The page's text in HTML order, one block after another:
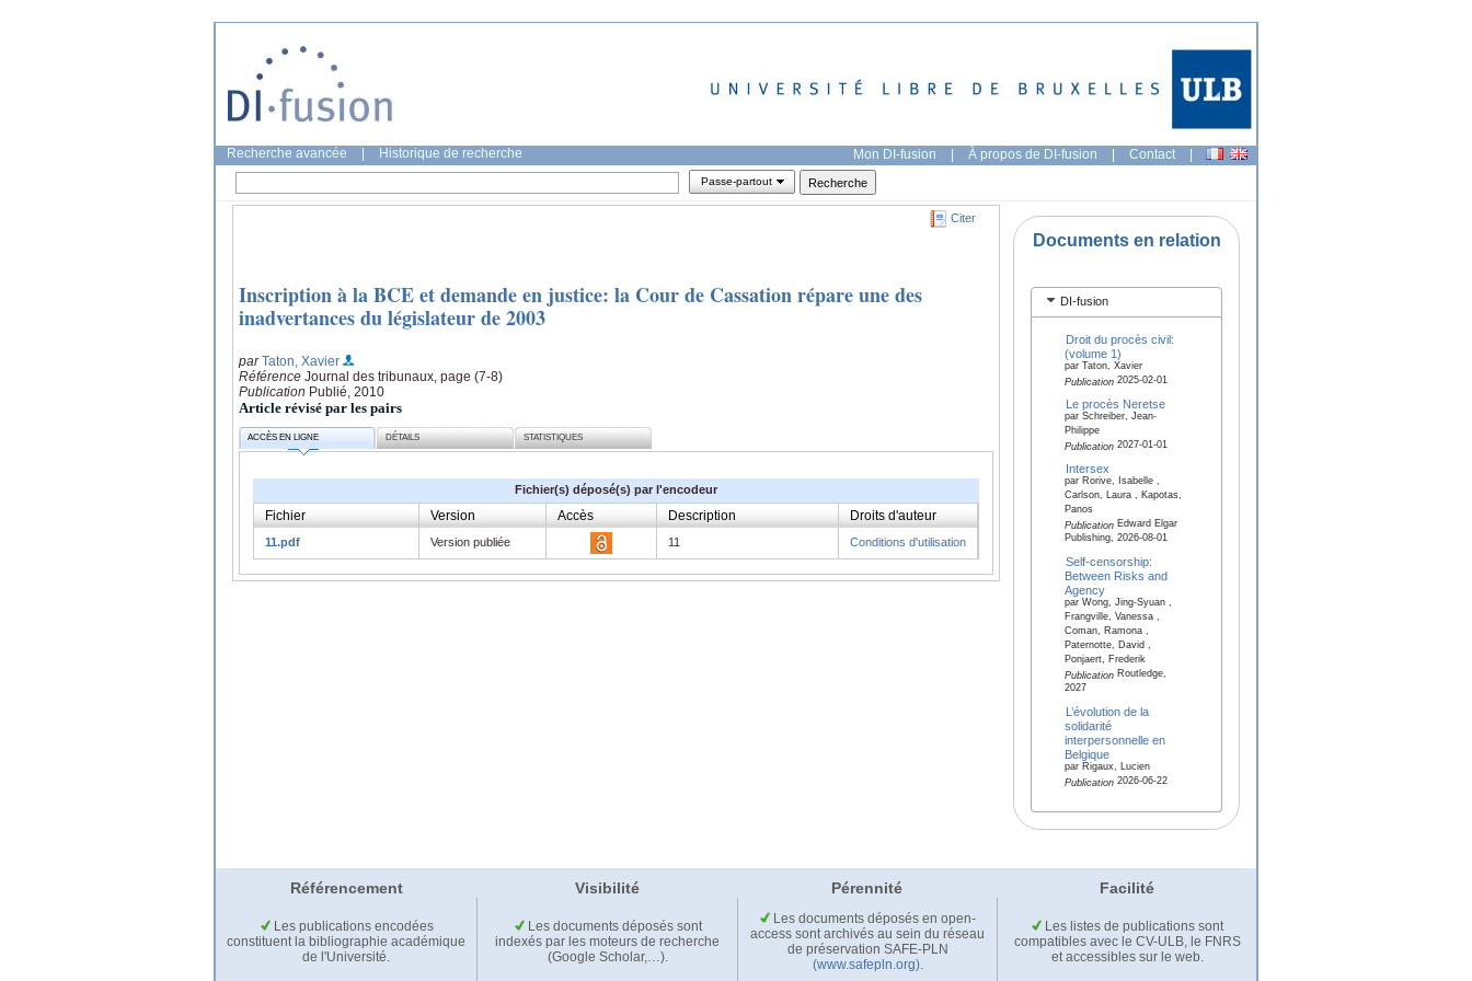
Recherche avancée Historique de recherche Mon DI-fusion | À propos de DI-fusion | Contact |
Passe-partout
Citer
Inscription à la BCE et demande en justice: la Cour de Cassation répare une des
inadvertances du législateur de 2003
parTaton, Xavier
Référence Journal des tribunaux, page (7-8)
Publication Publié, 2010
Article révisé par les pairs
ACCÈS EN LIGNE DÉTAILS STATISTIQUES
Fichier(s) déposé(s) par l'encodeur
Fichier Version Accès Description Droits d'auteur
11.pdf Version publiée 11 Conditions d'utilisation
Documents en relation
DI-fusion
Droit du procès civil:
(volume 1)
par Taton, Xavier
Publication2025-02-01
Le procès Neretse
par Schreiber, Jean-
Philippe
Publication2027-01-01
Intersex
par Rorive, Isabelle ,
Carlson, Laura , Kapotas,
Panos
PublicationEdward Elgar
Publishing, 2026-08-01
Self-censorship:
Between Risks and
Agency
par Wong, Jing-Syuan ,
Frangville, Vanessa ,
Coman, Ramona ,
Paternotte, David ,
Ponjaert, Frederik
PublicationRoutledge,
2027
L’évolution de la
solidarité
interpersonnelle en
Belgique
par Rigaux, Lucien
Publication2026-06-22
Référencement Visibilité Pérennité Facilité
Les publications encodées
constituent la bibliographie académique
de l'Université.
Les documents déposés sont
indexés par les moteurs de recherche
(Google Scholar,…).
Les documents déposés en open-
access sont archivés au sein du réseau
de préservation SAFE-PLN
(www.safepln.org).
Les listes de publications sont
compatibles avec le CV-ULB, le FNRS
et accessibles sur le web.